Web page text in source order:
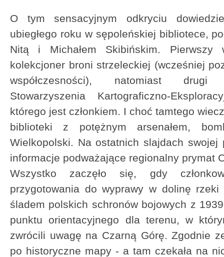
O tym sensacyjnym odkryciu
ubiegłego roku w sępoleńskiej bibliotece,
Nitą i Michałem Skibińskim. Pierwszy
kolekcjoner broni strzeleckiej (wcześniej
współczesności), natomiast drugi
Stowarzyszenia Kartograficzno-
którego jest członkiem. I choć tamtego
biblioteki z potężnym arsenałem,
Wielkopolski. Na ostatnich slajdach swojej
informacje podważające regionalny prymat
Wszystko zaczęło się, gdy
przygotowania do wyprawy w dolinę
śladem polskich schronów bojowych z
punktu orientacyjnego dla terenu, w
zwrócili uwagę na Czarną Górę. Zgodnie
po historyczne mapy - a tam czekała na